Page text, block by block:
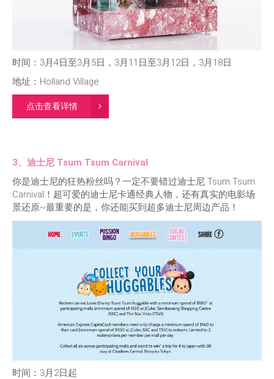
时间：3月4日至3月5日，3月11日至3月12日，3月18日
地址：Holland Village
点击查看详情
3、迪士尼 Tsum Tsum Carnival
你是迪士尼的狂热粉丝吗？一定不要错过迪士尼 Tsum Tsum
Carnival！超可爱的迪士尼卡通经典人物，还有真实的电影场
景还原~最重要的是，你还能买到超多迪士尼周边产品！
时间：3月2日起